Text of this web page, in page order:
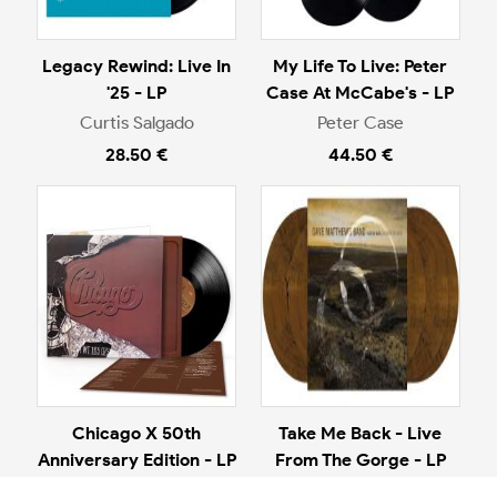
Legacy Rewind: Live In
'25 - LP
Curtis Salgado
28.50 €
My Life To Live: Peter
Case At McCabe's - LP
Peter Case
44.50 €
Chicago X 50th
Anniversary Edition - LP
Take Me Back - Live
From The Gorge - LP